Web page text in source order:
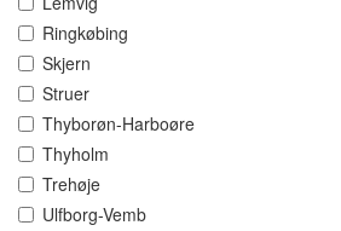
Ringkøbing
Skjern
Struer
Thyborøn-Harboøre
Thyholm
Trehøje
Ulfborg-Vemb